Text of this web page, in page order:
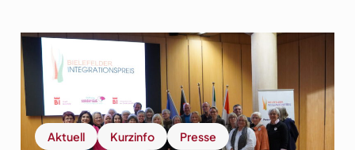
o
r
e
r
.
0
0
c
e
r
e
W
Aktuell Kurzinfo
Presse